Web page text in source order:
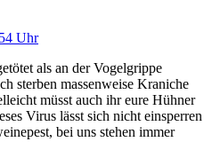
Uhr
als an der Vogelgrippe
sterben massenweise Kraniche
müsst auch ihr eure Hühner
Virus lässt sich nicht einsperren
bei uns stehen immer